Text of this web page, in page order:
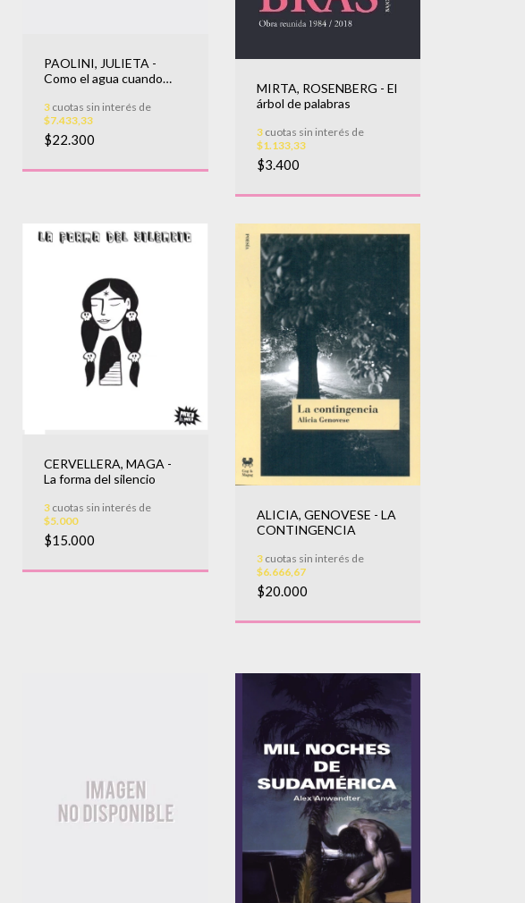
PAOLINI, JULIETA -
Como el agua cuando
3 cuotas sin interés de
$7.433,33
$22.300
MIRTA, ROSENBERG - El
árbol de palabras
3cuotas sin interés de
$1.133,33
$3.400
CERVELLERA, MAGA -
La forma del silencio
3 cuotas sin interés de
$5.000
$15.000
ALICIA, GENOVESE - LA
CONTINGENCIA
3cuotas sin interés de
$6.666,67
$20.000